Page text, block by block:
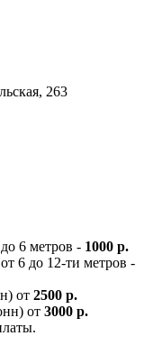
263
6 метров - 1000 р.
6 до 12-ти метров -
от 2500 р.
от 3000 р.